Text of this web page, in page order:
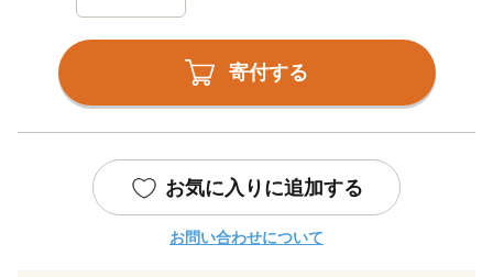
寄付する
お気に入りに追加する
お問い合わせについて